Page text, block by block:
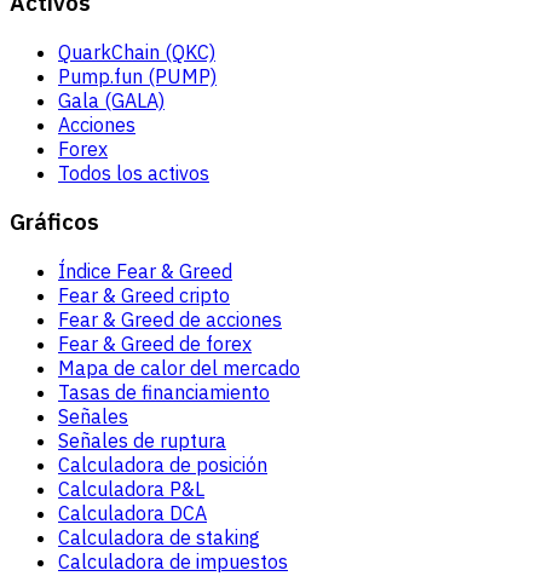
QuarkChain (QKC)
Pump.fun (PUMP)
Gala (GALA)
Acciones
Forex
Todos los activos
Gráficos
Índice Fear & Greed
Fear & Greed cripto
Fear & Greed de acciones
Fear & Greed de forex
Mapa de calor del mercado
Tasas de financiamiento
Señales
Señales de ruptura
Calculadora de posición
Calculadora P&L
Calculadora DCA
Calculadora de staking
Calculadora de impuestos